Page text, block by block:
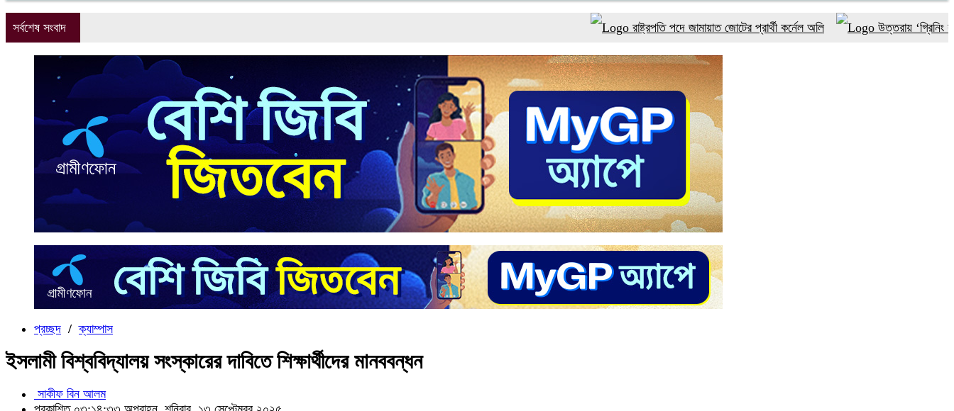
সর্বশেষ সংবাদ রাষ্ট্রপতি পদে জামায়াত জোটের প্রার্থী কর্নেল অলি উত্তরায় ‘গ্রিনিং বাংলাদেশ’
প্রচ্ছদ /ক্যাম্পাস
ইসলামী বিশ্ববিদ্যালয় সংস্কারের দাবিতে শিক্ষার্থীদের মানববন্ধন
সাকীফ বিন আলম